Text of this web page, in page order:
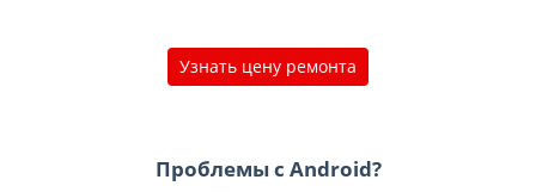
Узнать цену ремонта
Проблемы с Android?